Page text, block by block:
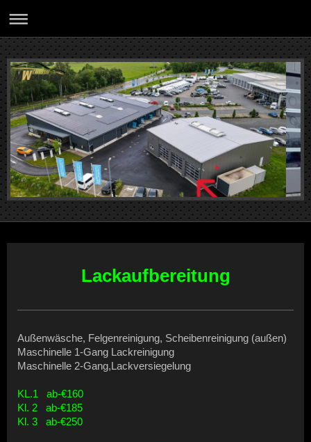
Lackaufbereitung
Außenwäsche, Felgenreinigung, Scheibenreinigung (außen)
Maschinelle 1-Gang Lackreinigung
Maschinelle 2-Gang,Lackversiegelung
KL.1
ab-€160
Kl. 2 ab-€185
Kl. 3 ab-€250